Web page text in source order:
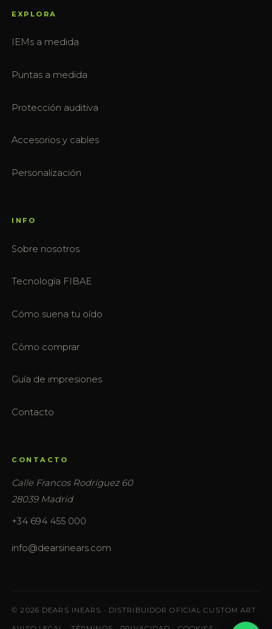
EXPLORA
IEMs a medida
Puntas a medida
Protección auditiva
Accesorios y cables
Personalización
INFO
Sobre nosotros
Tecnología FIBAE
Cómo suena tu oído
Cómo comprar
Guía de impresiones
Contacto
CONTACTO
Calle Francos Rodríguez 60
28039 Madrid
+34 694 455 000
info@dearsinears.com
© 2026 DEARS INEARS · DISTRIBUIDOR OFICIAL CUSTOM ART